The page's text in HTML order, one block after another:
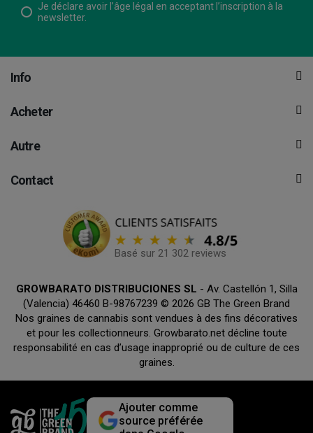
Je déclare avoir l’âge légal en acceptant l’inscription à la
newsletter.
Info
Acheter
Autre
Contact
Basé sur 21 302 reviews
GROWBARATO DISTRIBUCIONES SL - Av. Castellón 1, Silla
(Valencia) 46460 B-98767239 © 2026 GB The Green Brand
Nos graines de cannabis sont vendues à des fins décoratives
et pour les collectionneurs. Growbarato.net décline toute
responsabilité en cas d’usage inapproprié ou de culture de ces
graines.
Ajouter comme
source préférée